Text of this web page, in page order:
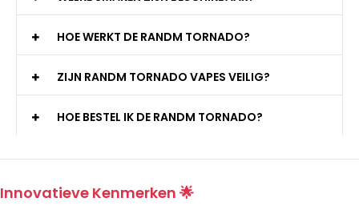
HOE WERKT DE RANDM TORNADO?
ZIJN RANDM TORNADO VAPES VEILIG?
HOE BESTEL IK DE RANDM TORNADO?
Innovatieve Kenmerken 🌟